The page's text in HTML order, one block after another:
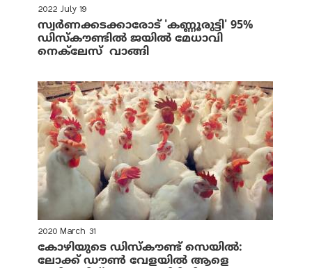
2022 July 19
സ്വർണക്കടക്കാരോട് 'കണ്ണൂരുട്ടി' 95%
ഡിസ്‌കൗണ്ടിൽ ജയിൽ മേധാവി
നെക്‌ലേസ് വാങ്ങി
2020 March 31
കോഴിയുടെ ഡിസ്‌കൗണ്ട് സെയില്‍:
ലോക്ക് ഡൗണ്‍ വേളയില്‍ ആളെ